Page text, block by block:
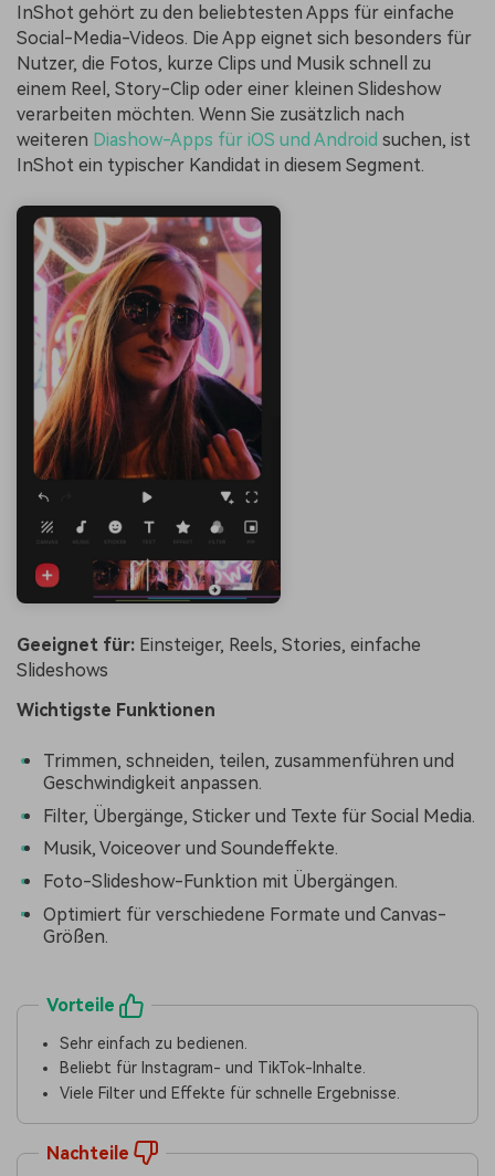
InShot gehört zu den beliebtesten Apps für einfache
Social-Media-Videos. Die App eignet sich besonders für
Nutzer, die Fotos, kurze Clips und Musik schnell zu
einem Reel, Story-Clip oder einer kleinen Slideshow
verarbeiten möchten. Wenn Sie zusätzlich nach
weiteren Diashow-Apps für iOS und Android suchen, ist
InShot ein typischer Kandidat in diesem Segment.
Geeignet für: Einsteiger, Reels, Stories, einfache
Slideshows
Wichtigste Funktionen
Trimmen, schneiden, teilen, zusammenführen und
Geschwindigkeit anpassen.
Filter, Übergänge, Sticker und Texte für Social Media.
Musik, Voiceover und Soundeffekte.
Foto-Slideshow-Funktion mit Übergängen.
Optimiert für verschiedene Formate und Canvas-
Größen.
Vorteile
Sehr einfach zu bedienen.
Beliebt für Instagram- und TikTok-Inhalte.
Viele Filter und Effekte für schnelle Ergebnisse.
Nachteile